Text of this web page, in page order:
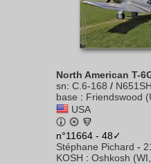
North American T-
sn: C.6-168 / N651SH
base : Friendswood
USA
n°11664 - 48✓
Stéphane Pichard -
KOSH : Oshkosh